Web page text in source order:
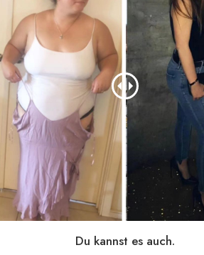
Du kannst es auch.